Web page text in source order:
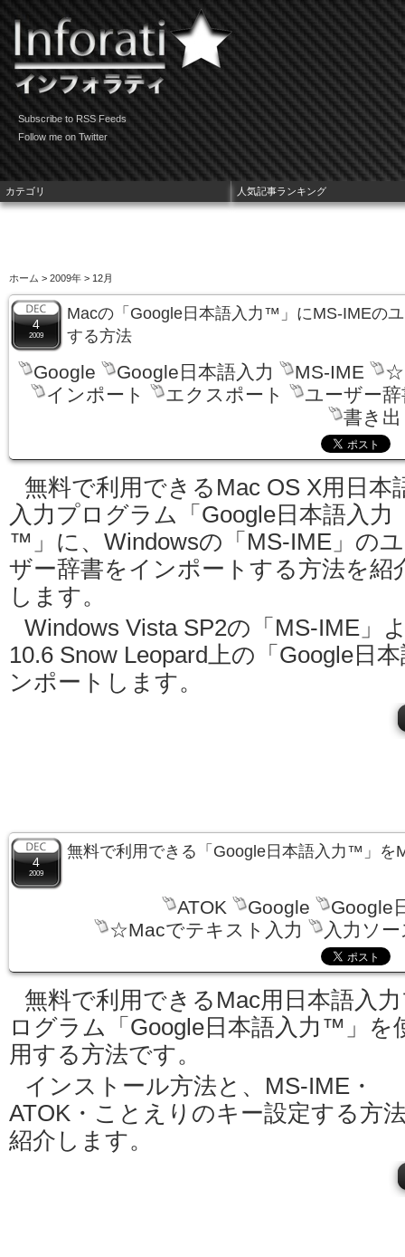
Subscribe to RSS Feeds
Follow me on Twitter
ホーム > 2009年 > 12月
4
2009
Macの「Google日本語入力™」にMS-IMEの
する方法
Google Google日本語入力 MS-IME
インポート
エクスポート
ユーザー辞
書き
無料で利用できるMac OS X用日本
入力プログラム「Google日本語入力
™」に、Windowsの「MS-IME」の
ザー辞書をインポートする方法を紹
します。
Windows Vista SP2の「MS-IME」
10.6 Snow Leopard上の「Google日
ンポートします。
4
2009
無料で利用できる「Google日本語入力™」を
ATOK Google
Google
☆Macでテキスト入力
入力ソ
無料で利用できるMac用日本語入
ログラム「Google日本語入力™」を
用する方法です。
インストール方法と、MS-IME・
ATOK・ことえりのキー設定する方
紹介します。
カテゴリ 人気記事ランキング